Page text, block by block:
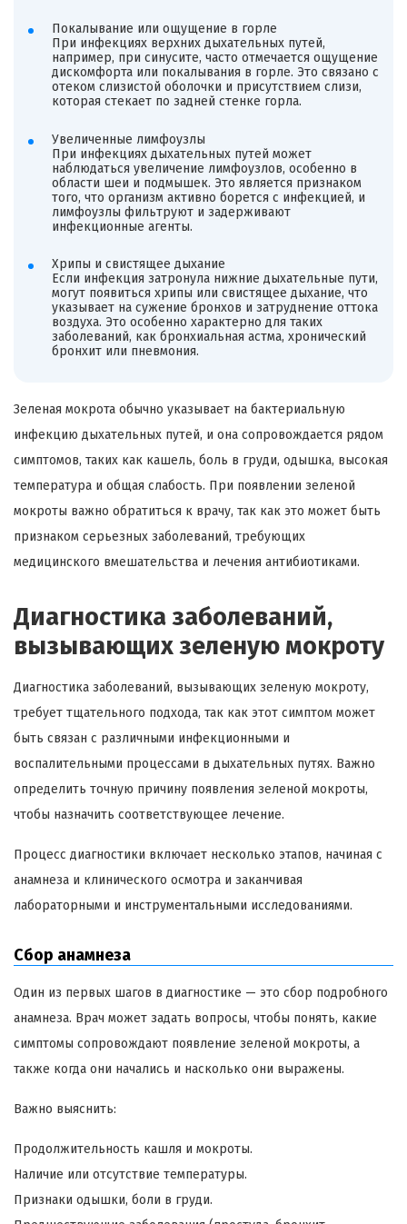
Покалывание или ощущение в горле
При инфекциях верхних дыхательных путей,
например, при синусите, часто отмечается ощущение
дискомфорта или покалывания в горле. Это связано с
отеком слизистой оболочки и присутствием слизи,
которая стекает по задней стенке горла.
Увеличенные лимфоузлы
При инфекциях дыхательных путей может
наблюдаться увеличение лимфоузлов, особенно в
области шеи и подмышек. Это является признаком
того, что организм активно борется с инфекцией, и
лимфоузлы фильтруют и задерживают
инфекционные агенты.
Хрипы и свистящее дыхание
Если инфекция затронула нижние дыхательные пути,
могут появиться хрипы или свистящее дыхание, что
указывает на сужение бронхов и затруднение оттока
воздуха. Это особенно характерно для таких
заболеваний, как бронхиальная астма, хронический
бронхит или пневмония.
Зеленая мокрота обычно указывает на бактериальную
инфекцию дыхательных путей, и она сопровождается рядом
симптомов, таких как кашель, боль в груди, одышка, высокая
температура и общая слабость. При появлении зеленой
мокроты важно обратиться к врачу, так как это может быть
признаком серьезных заболеваний, требующих
медицинского вмешательства и лечения антибиотиками.
Диагностика заболеваний,
вызывающих зеленую мокроту
Диагностика заболеваний, вызывающих зеленую мокроту,
требует тщательного подхода, так как этот симптом может
быть связан с различными инфекционными и
воспалительными процессами в дыхательных путях. Важно
определить точную причину появления зеленой мокроты,
чтобы назначить соответствующее лечение.
Процесс диагностики включает несколько этапов, начиная с
анамнеза и клинического осмотра и заканчивая
лабораторными и инструментальными исследованиями.
Сбор анамнеза
Один из первых шагов в диагностике — это сбор подробного
анамнеза. Врач может задать вопросы, чтобы понять, какие
симптомы сопровождают появление зеленой мокроты, а
также когда они начались и насколько они выражены.
Важно выяснить:
Продолжительность кашля и мокроты.
Наличие или отсутствие температуры.
Признаки одышки, боли в груди.